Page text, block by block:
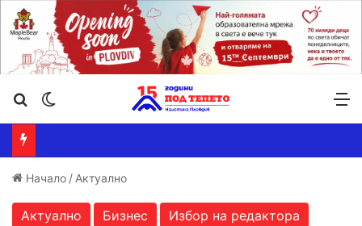
Търсене ...
Начало / Актуално
Актуално Бизнес
Избор на редактора